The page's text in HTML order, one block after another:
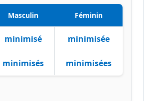
Masculin Féminin
minimisé minimisée
minimisés minimisées